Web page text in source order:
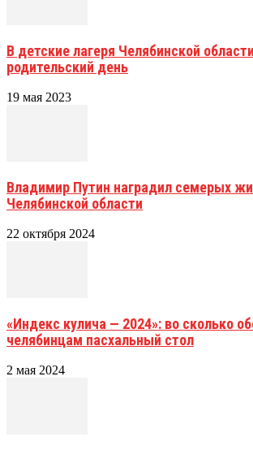
В детские лагеря Челябинской
родительский день
19 мая 2023
Владимир Путин наградил семерых
Челябинской области
22 октября 2024
«Индекс кулича — 2024»: во сколько
челябинцам пасхальный стол
2 мая 2024